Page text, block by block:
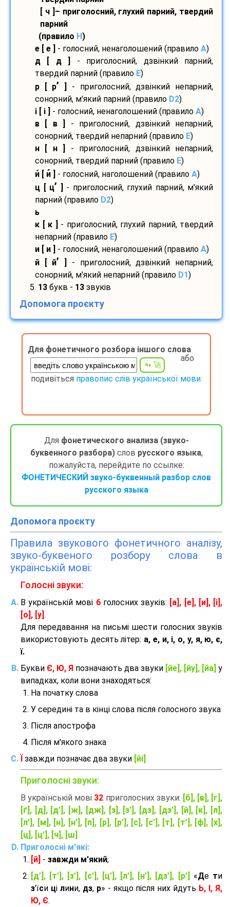
[ ч ]– приголосний, глухий парний, твердий
парний
(правило H)
е [ е ]
- голосний, ненаголошений (правило A)
д [ д ]
- приголосний, дзвінкий парний,
твердий парний (правило E)
р [ р’
- приголосний, дзвінкий непарний,
сонорний, м'який парний (правило D2)
і [ і ]
- голосний, ненаголошений (правило A)
в [ в ]
- приголосний, дзвінкий непарний,
сонорний, твердий непарний (правило E)
н [ н ]
- приголосний, дзвінкий непарний,
сонорний, твердий парний (правило E)
и [ и - голосний, наголошений (правило A)
ц [ ц’
- приголосний, глухий парний, м'який
парний (правило D2)
ь
к [ к ]
- приголосний, глухий парний, твердий
непарний (правило E)
и [ и ]
- голосний, ненаголошений (правило A)
й [ й’
- приголосний, дзвінкий непарний,
сонорний, м'який непарний (правило D1)
5. 13 букв - 13 звуків
Допомога проєкту
Для фонетичного розбора іншого слова
або
подивіться правопис слів української мови.
Для фонетического анализа (звуко-
буквенного разбора)слов русского языка,
пожалуйста, перейдите по ссылке:
ФОНЕТИЧЕСКИЙ звуко-буквенный разбор слов
русского языка
Допомога проєкту
Правила звукового фонетичного аналізу,
звуко-буквеного розбору слова в
українській мові:
Голосні звуки:
В українській мові 6голосних звуків:
[а], [е], [и], [і],
[о], [у] .
Для передавання на письмі шести голосних звуків
використовують десять літер: а, е, и, і, о, у, я, ю, є,
ї.
Букви Є, Ю, Я позначають два звуки [йе], [йу], [йа] у
випадках, коли вони знаходяться:
На початку слова
У середині та в кінці слова після голосного звука
Після апострофа
Після м'якого знака
завжди позначає два звуки [йі]
Приголосні звуки:
В українській мові 32 приголосних звуки: [б], [в], [г],
[ґ], [д], [д’], [ж], [дж], [з], [з’], [дз], [дз’], [й], [к], [л],
[л’], [м], [н], [н’], [п], [р], [р’], [с], [с’], [т], [т’], [ф], [х],
[ц], [ц’], [ч], [ш]
Приголосні м'які:
[й] - завжди м'який;
[д’], [т’], [з’], [с’], [ц’], [л’], [н’], [дз’], [р’]
«Де ти
з'їси ці лини, дз, р» - якщо після них йдуть Ь, І, Я,
Ю, Є.